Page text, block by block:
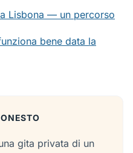
Lisbona — un percorso
bene data la
gita privata di un